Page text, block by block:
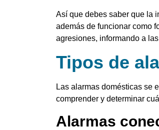
Así que debes saber que la
además de funcionar como
agresiones, informando a
Tipos de
Las alarmas domésticas se
comprender y determinar
Alarmas